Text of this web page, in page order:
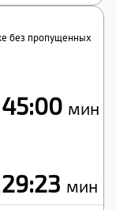
без пропущенных
45:00 мин
29:23 мин